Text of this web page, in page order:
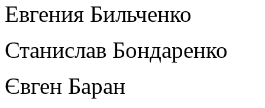
Евгения Бильченко
Станислав Бондаренко
Євген Баран